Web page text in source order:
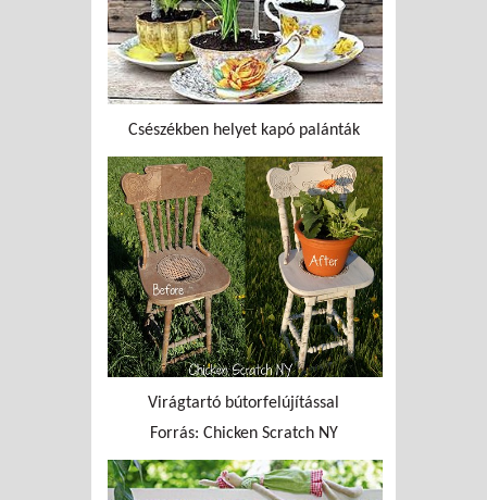
Csészékben helyet kapó palánták
Virágtartó bútorfelújítással
Forrás: Chicken Scratch NY